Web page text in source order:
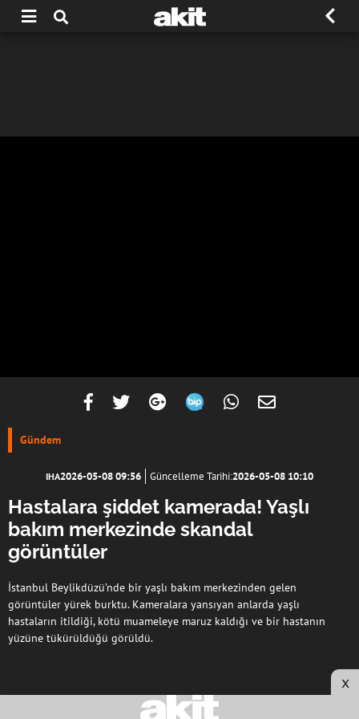
Gündem
IHA2026-05-08 09:56 Güncelleme Tarihi:2026-05-08 10:10
Hastalara şiddet kamerada! Yaşlı
bakım merkezinde skandal
görüntüler
İstanbul Beylikdüzü’nde bir yaşlı bakım merkezinden gelen
görüntüler yürek burktu. Kameralara yansıyan anlarda yaşlı
hastaların itildiği, kötü muameleye maruz kaldığı ve bir hastanın
yüzüne tükürüldüğü görüldü.
x